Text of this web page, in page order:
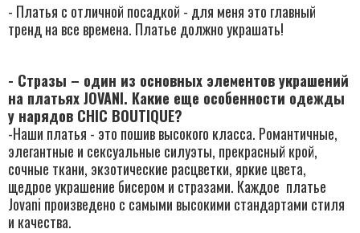
- Платья с отличной посадкой - ​для меня это главный
тренд на все времена. Платье должно украшать!
- Стразы – один из основных элементов украшений
на платьях JOVANI. Какие еще особенности одежды
у нарядов CHIC BOUTIQUE?
-Наши платья - ​это пошив высокого класса. Романтичные,
элегантные и сексуальные силуэты, прекрасный крой,
сочные ткани, экзотические расцветки, яркие цвета,
щедрое украшение бисером и стразами. Каждое платье
Jovani произведено с самыми высокими стандартами стиля
и качества.